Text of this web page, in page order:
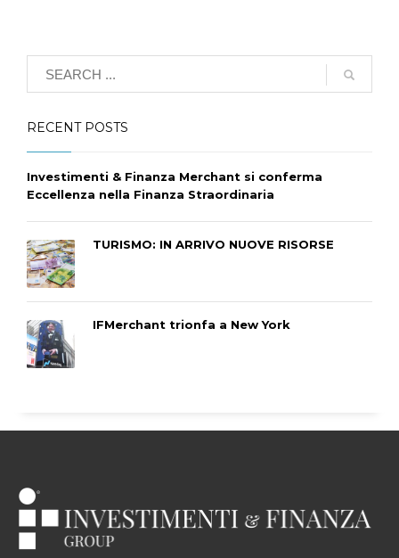
RECENT POSTS
Investimenti & Finanza Merchant si conferma
Eccellenza nella Finanza Straordinaria
TURISMO: IN ARRIVO NUOVE RISORSE
IFMerchant trionfa a New York